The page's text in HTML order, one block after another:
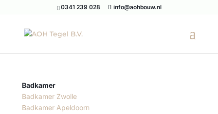
0341 239 028 info@aohbouw.nl
Badkamer
Badkamer Zwolle
Badkamer Apeldoorn